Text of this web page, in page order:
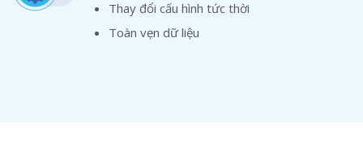
Thay đổi cấu hình tức thời
Toàn vẹn dữ liệu